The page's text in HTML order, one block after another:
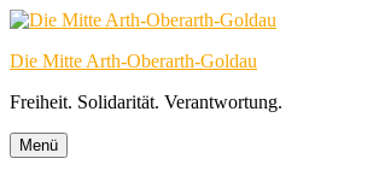
Zum
springen
Die Mitte Arth-Oberarth-Goldau
Freiheit. Solidarität. Verantwortung.
Menü